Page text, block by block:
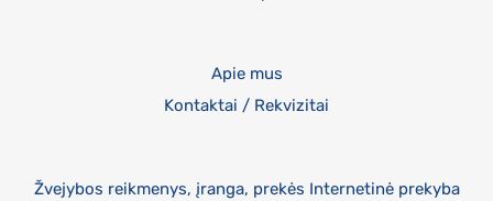
Apie mus
Kontaktai / Rekvizitai
Žvejybos reikmenys, įranga, prekės Internetinė prekyba